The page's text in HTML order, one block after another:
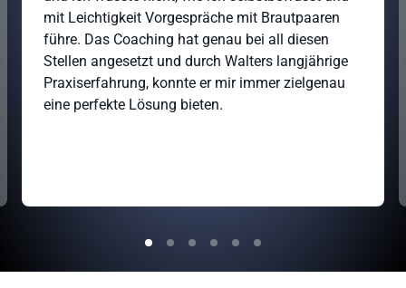
mit Leichtigkeit Vorgespräche mit Brautpaaren
führe. Das Coaching hat genau bei all diesen
Stellen angesetzt und durch Walters langjährige
Praxiserfahrung, konnte er mir immer zielgenau
eine perfekte Lösung bieten.